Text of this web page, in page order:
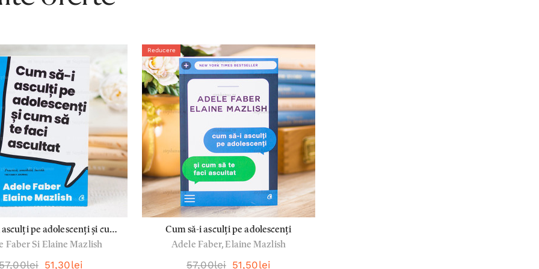
asculți pe adolescenți și cum
ascultat - Adele Faber si
Elaine Mazlish
Faber Si Elaine Mazlish
51,30lei
Reducere
Cum să-i asculți pe adolescenți
Adele Faber, Elaine Mazlish
57,00lei 51,50lei